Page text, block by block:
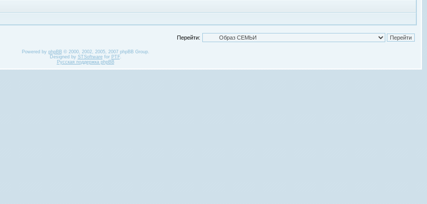
Перейти:
Powered by phpBB© 2000, 2002, 2005, 2007 phpBB Group.
Designed by STSoftwarefor PTF.
Русская поддержка phpBB